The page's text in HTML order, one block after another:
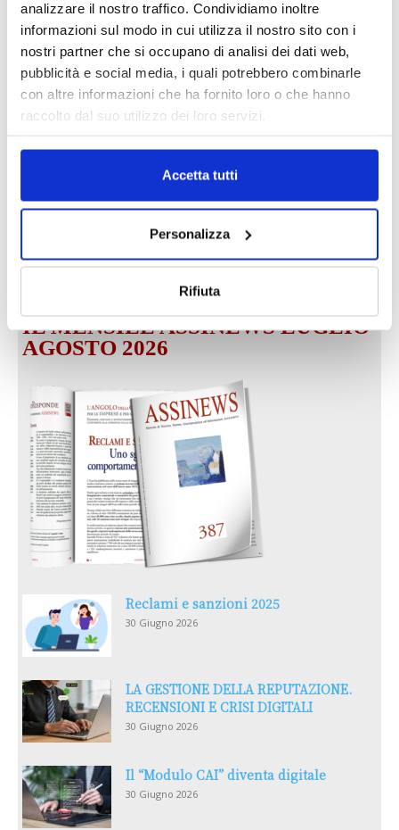
analizzare il nostro traffico. Condividiamo inoltre
informazioni sul modo in cui utilizza il nostro sito con i
nostri partner che si occupano di analisi dei dati web,
pubblicità e social media, i quali potrebbero combinarle
con altre informazioni che ha fornito loro o che hanno
raccolto dal suo utilizzo dei loro servizi.
Accetta tutti
Personalizza
Rifiuta
DALLE AZIENDENotizie sponsorizzate
partecipazione alla Convention degli
1 Luglio 2026
dell’IA sul futuro e oltre)
IL MENSILE ASSINEWS LUGLIO-
AGOSTO 2026
Reclami e sanzioni 2025
30 Giugno 2026
LA GESTIONE DELLA REPUTAZIONE.
RECENSIONI E CRISI DIGITALI
30 Giugno 2026
Il “Modulo CAI” diventa digitale
30 Giugno 2026